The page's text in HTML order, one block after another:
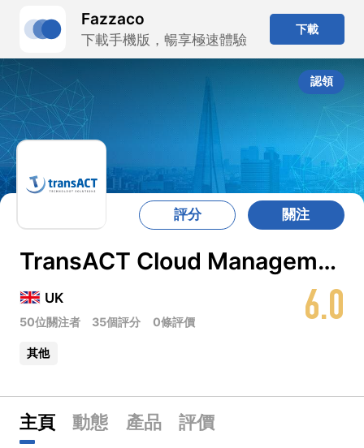
Fazzaco
下載手機版，暢享極速體驗
下載
認領
6.0
評分 關注
TransACT Cloud Management Services
UK
50位關注者 35個評分 0條評價
其他
主頁 動態 產品 評價